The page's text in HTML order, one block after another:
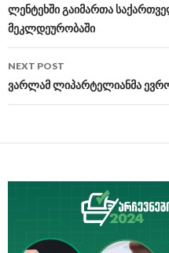
Post
navigation
ლენტეხში გაიმართა
მეკლდეურობაში
NEXT POST
ვარლამ ლიპარტელიანმა